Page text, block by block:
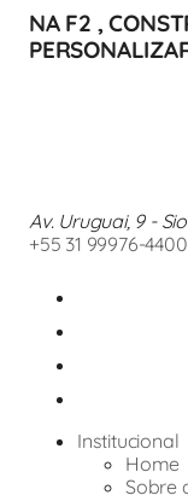
NA F2 ,
Av. Uruguai, 9 -
+55 31 99976-4400
Institucional
Home
Sobre